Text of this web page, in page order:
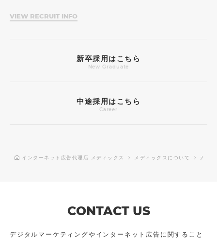
VIEW RECRUIT INFO
新卒採用はこちら
New Graduate
中途採用はこちら
Career
インターネット広告代理店 メディックス メディックスについて カル
CONTACT US
デジタルマーケティングやインターネット広告に 関すること